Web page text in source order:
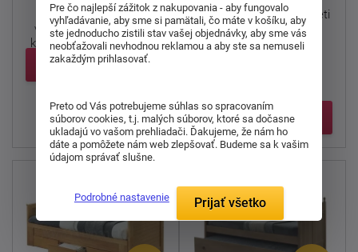
Posteľ Marinellas
výsuvnou prístelkou (na
kolieskach) a 3 malými ...
Detail
Borovicová posteľ pre deti
i študentov.
Detail
Pre čo najlepší zážitok z nakupovania - aby fungovalo
vyhľadávanie, aby sme si pamätali, čo máte v košíku, aby
ste jednoducho zistili stav vašej objednávky, aby sme vás
neobťažovali nevhodnou reklamou a aby ste sa nemuseli
zakaždým prihlasovať.
Preto od Vás potrebujeme súhlas so spracovaním
súborov cookies, t.j. malých súborov, ktoré sa dočasne
ukladajú vo vašom prehliadači. Ďakujeme, že nám ho
dáte a pomôžete nám web zlepšovať. Budeme sa k vašim
údajom správať slušne.
Podrobné nastavenie Prijať všetko